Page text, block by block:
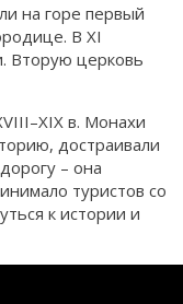
на горе первый
В XI
Вторую церковь
в. Монахи
достраивали
– она
туристов со
к истории и